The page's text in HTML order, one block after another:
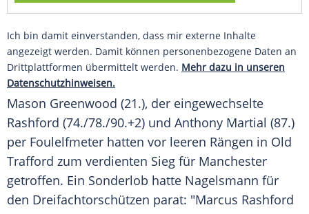
Ich bin damit einverstanden, dass mir externe Inhalte
angezeigt werden. Damit können personenbezogene Daten an
Drittplattformen übermittelt werden. Mehr dazu in unseren
Datenschutzhinweisen.
Mason Greenwood (21.), der eingewechselte
Rashford (74./78./90.+2) und Anthony Martial (87.)
per Foulelfmeter hatten vor leeren Rängen in Old
Trafford zum verdienten Sieg für Manchester
getroffen. Ein Sonderlob hatte Nagelsmann für
den Dreifachtorschützen parat: "Marcus Rashford